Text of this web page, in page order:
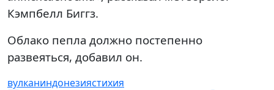
Кэмпбелл Биггз.
Облако пепла должно постепенно
развеяться, добавил он.
вулканиндонезиястихия